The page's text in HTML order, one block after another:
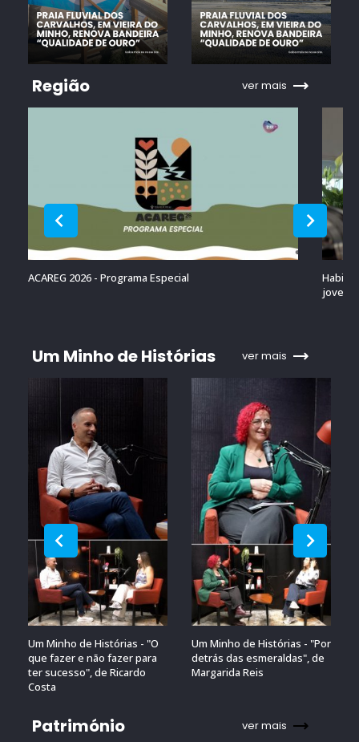
Região ver mais
ACAREG 2026 - Programa Especial
jovens
Um Minho de Histórias ver mais
Um Minho de Histórias - "O
que fazer e não fazer para
ter sucesso", de Ricardo
Costa
Um Minho de Histórias - "Por
detrás das esmeraldas", de
Margarida Reis
Património ver mais